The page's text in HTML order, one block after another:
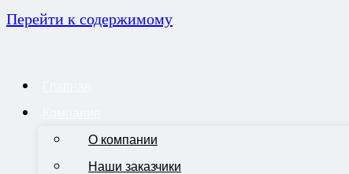
Перейти к содержимому
О компании
Наши заказчики